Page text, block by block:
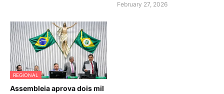
February 27, 2026
REGIONAL
Assembleia aprova dois mil